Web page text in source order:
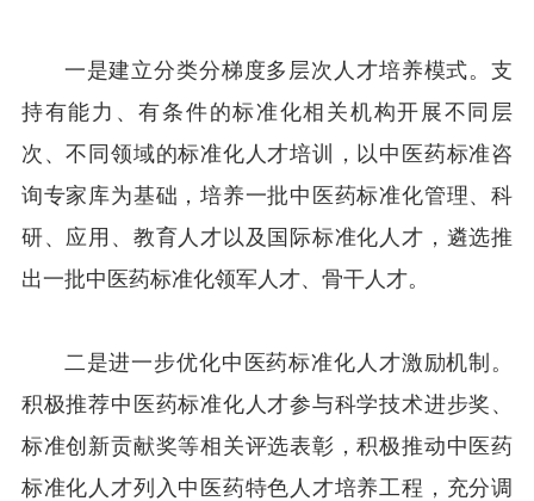
一是建立分类分梯度多层次人才培养模式。支
持有能力、有条件的标准化相关机构开展不同层
次、不同领域的标准化人才培训，以中医药标准咨
询专家库为基础，培养一批中医药标准化管理、科
研、应用、教育人才以及国际标准化人才，遴选推
出一批中医药标准化领军人才、骨干人才。
二是进一步优化中医药标准化人才激励机制。
积极推荐中医药标准化人才参与科学技术进步奖、
标准创新贡献奖等相关评选表彰，积极推动中医药
标准化人才列入中医药特色人才培养工程，充分调